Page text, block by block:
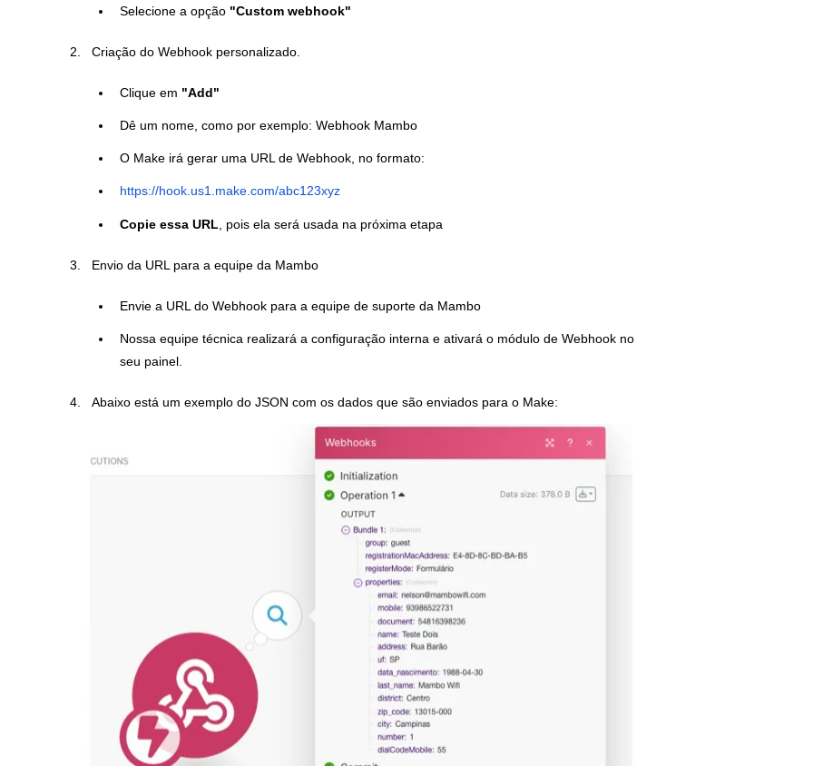
Selecione a opção "Custom webhook"
Criação do Webhook personalizado.
Clique em "Add"
Dê um nome, como por exemplo: Webhook Mambo
O Make irá gerar uma URL de Webhook, no formato:
https://hook.us1.make.com/abc123xyz
Copie essa URL , pois ela será usada na próxima etapa
Envio da URL para a equipe da Mambo
Envie a URL do Webhook para a equipe de suporte da Mambo
Nossa equipe técnica realizará a configuração interna e ativará o módulo de Webhook no
seu painel.
Abaixo está um exemplo do JSON com os dados que são enviados para o Make: